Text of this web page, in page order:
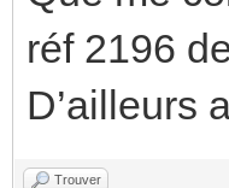
réf 2196
D’ailleurs
Trouver